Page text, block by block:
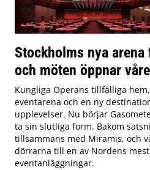
Stockholms nya
och möten öppnar
Kungliga Operans tillfälliga
eventarena och en ny
upplevelser. Nu börjar
ta sin slutliga form. Bakom
tillsammans med Miramis, och
dörrarna till en av Nordens
eventanläggningar.